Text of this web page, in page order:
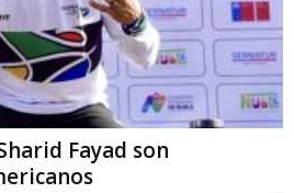
Fayad son